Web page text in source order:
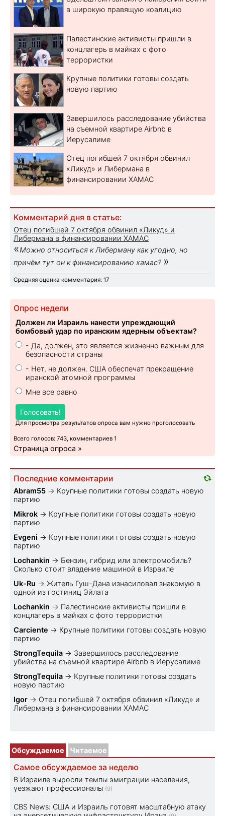
в широкую правящую коалицию
Палестинские активисты пришли в
концлагерь в майках с фото
террористки
Крупные политики готовы создать
новую партию
Завершилось расследование убийства
на съемной квартире Airbnb в
Иерусалиме
Отец погибшей 7 октября обвинил
«Ликуд» и Либермана в
финансировании ХАМАС
Комментарий дня в статье:
Отец погибшей 7 октября обвинил «Ликуд» и
Либермана в финансировании ХАМАС
«Можно относиться к Либерману как угодно, но
причём тут он к финансированию хамас? »
Средняя оценка комментария: 17
Опрос недели
Должен ли Израиль нанести упреждающий
бомбовый удар по иранским ядерным объектам?
- Да, должен, это является жизненно важным для
безопасности страны
- Нет, не должен. США обеспечат прекращение
иранской атомной программы
Мне все равно
Голосовать!
Для просмотра результатов опроса вам нужно проголосовать
Всего голосов: 743, комментариев 1
Страница опроса »
Последние комментарии
Abram55 → Крупные политики готовы создать новую
партию
Mikrok → Крупные политики готовы создать новую
партию
Evgeni → Крупные политики готовы создать новую
партию
Lochankin → Бензин, гибрид или электромобиль?
Cколько стоит владение машиной в Израиле
Uk-Ru → Житель Гуш-Дана изнасиловал знакомую в
одной из гостиниц Эйлата
Lochankin → Палестинские активисты пришли в
концлагерь в майках с фото террористки
Carciente → Крупные политики готовы создать новую
партию
StrongTequila → Завершилось расследование
убийства на съемной квартире Airbnb в Иерусалиме
StrongTequila → Крупные политики готовы создать
новую партию
Igor → Отец погибшей 7 октября обвинил «Ликуд» и
Либермана в финансировании ХАМАС
Обсуждаемое Читаемое
Самое обсуждаемое за неделю
В Израиле выросли темпы эмиграции населения,
уезжают профессионалы (9)
CBS News: США и Израиль готовят масштабную атаку